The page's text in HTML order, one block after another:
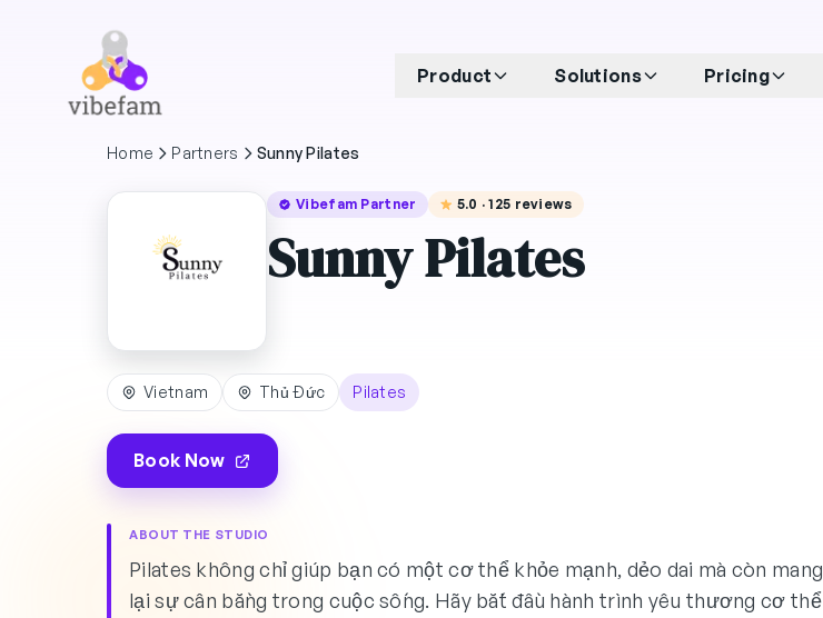
Product Solutions Pricing
Home Partners Sunny Pilates
Vibefam Partner 5.0 · 125 reviews
Sunny Pilates
Vietnam Thủ Đức Pilates
Book Now
ABOUT THE STUDIO
Pilates không chỉ giúp bạn có một cơ thể khỏe mạnh, dẻo dai mà còn mang
lại sự cân bằng trong cuộc sống. Hãy bắt đầu hành trình yêu thương cơ thể